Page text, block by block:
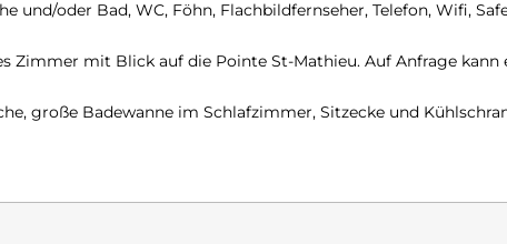
und/oder Bad, WC, Föhn, Flachbildfernseher, Telefon, Wifi,
Zimmer mit Blick auf die Pointe St-Mathieu. Auf Anfrage kann
große Badewanne im Schlafzimmer, Sitzecke und